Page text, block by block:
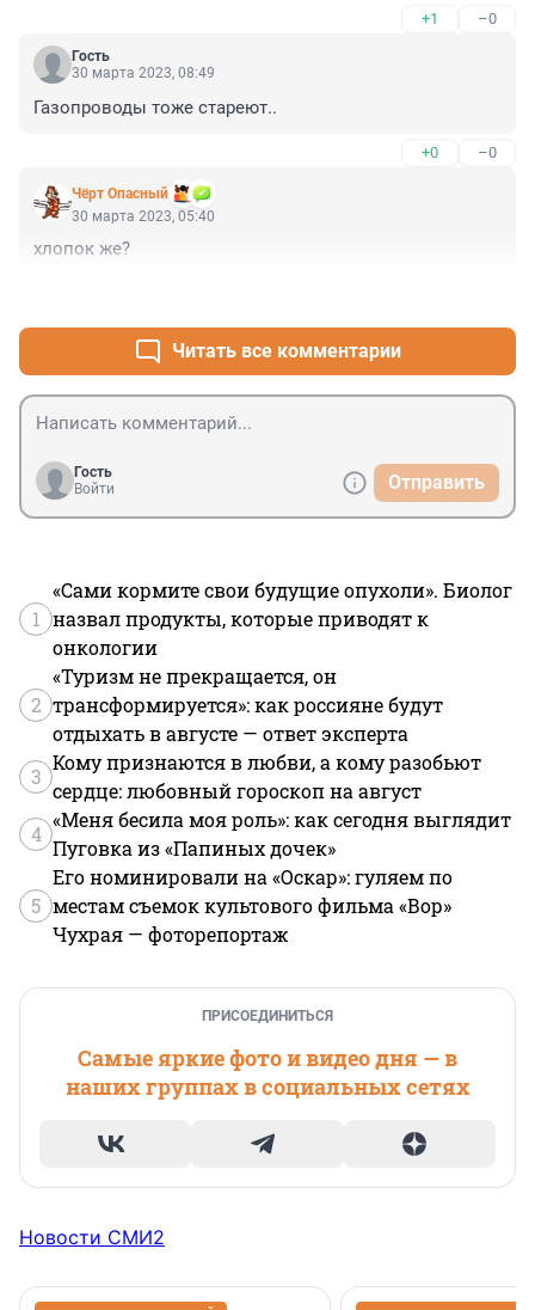
+1 –0
Гость
30 марта 2023, 08:49
Газопроводы тоже стареют..
+0 –0
Чёрт Опасный
30 марта 2023, 05:40
хлопок же?
Читать все комментарии
Гость
Войти
Отправить
1
«Сами кормите свои будущие опухоли». Биолог
назвал продукты, которые приводят к
онкологии
2
«Туризм не прекращается, он
трансформируется»: как россияне будут
отдыхать в августе — ответ эксперта
3
Кому признаются в любви, а кому разобьют
сердце: любовный гороскоп на август
4
«Меня бесила моя роль»: как сегодня выглядит
Пуговка из «Папиных дочек»
5
Его номинировали на «Оскар»: гуляем по
местам съемок культового фильма «Вор»
Чухрая — фоторепортаж
ПРИСОЕДИНИТЬСЯ
Самые яркие фото и видео дня — в
наших группах в социальных сетях
Новости СМИ2